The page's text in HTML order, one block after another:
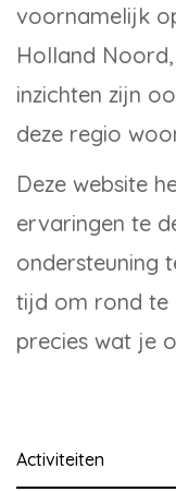
voornamelijk
Holland
inzichten zijn
deze regio
Deze website
ervaringen te
ondersteuning
tijd om rond te
precies wat je
Activiteiten